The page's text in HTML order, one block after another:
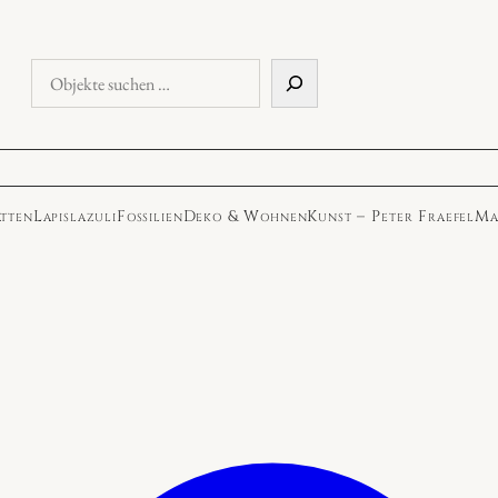
Objekte
suchen
LapislazuliFossilienDeko & WohnenKunst – Peter Fraefel